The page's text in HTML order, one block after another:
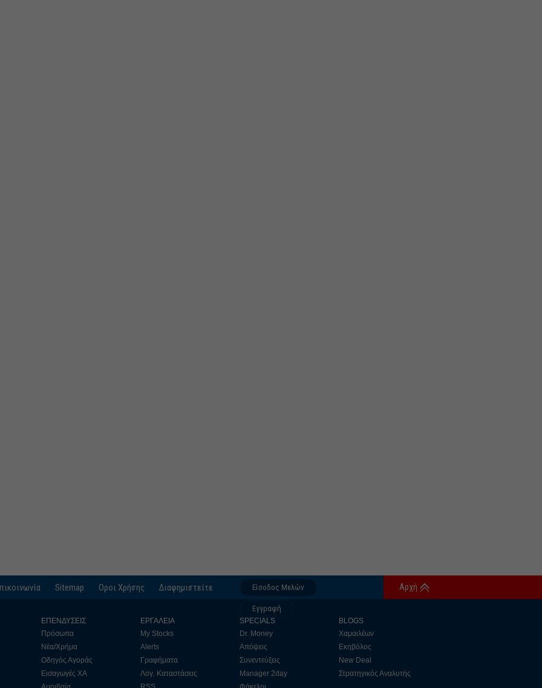
Sitemap Οροι Χρήσης Διαφημιστείτε Είσοδος Μελών
Εγγραφή
Αρχή
ΕΠΕΝΔΥΣΕΙΣ
Πρόσωπα
Νέα/Χρήμα
Οδηγός Αγοράς
Εισαγωγές ΧΑ
ΕΡΓΑΛΕΙΑ
My Stocks
Alerts
Γραφήματα
Λογ. Καταστάσεις
SPECIALS
Dr. Money
Απόψεις
Συνεντεύξεις
Manager 2day
BLOGS
Χαμαιλέων
Εκηβόλος
New Deal
Στρατηγικός Αναλυτής